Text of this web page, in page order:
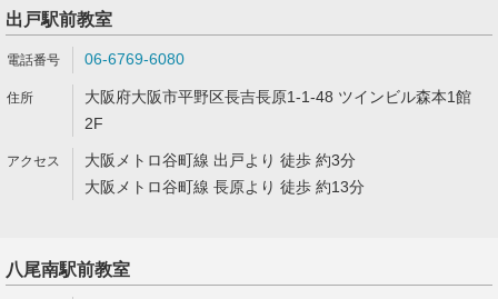
出戸駅前教室
06-6769-6080
大阪府大阪市平野区長吉長原1-1-48 ツインビル森本1館
2F
大阪メトロ谷町線 出戸より 徒歩 約3分
大阪メトロ谷町線 長原より 徒歩 約13分
八尾南駅前教室